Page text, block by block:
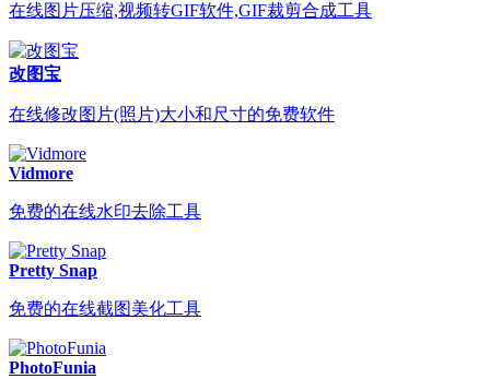
在线图片压缩,视频转GIF软件,GIF裁剪合成工具
改图宝
在线修改图片(照片)大小和尺寸的免费软件
Vidmore
免费的在线水印去除工具
Pretty Snap
免费的在线截图美化工具
PhotoFunia